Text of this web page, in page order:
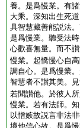
養。是爲慢業。有
大乘。深知出生死
具智慧藏善能説法
是爲慢業。聽受法
心歡喜無量。而不
慢業。起憍慢心自
調自心。是爲慢業
智慧者不讃其美。
若聞讃他。於彼人
慢業。若有法師。
以憎嫉故説言非法
壞他信心故。是爲